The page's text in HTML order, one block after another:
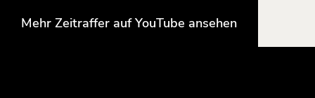
Mehr Zeitraffer auf YouTube ansehen